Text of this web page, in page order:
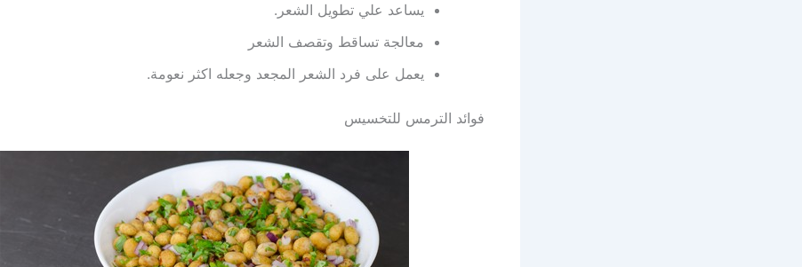
يساعد علي تطويل الشعر.
معالجة تساقط وتقصف الشعر
يعمل على فرد الشعر المجعد وجعله اكثر نعومة.
فوائد الترمس للتخسيس